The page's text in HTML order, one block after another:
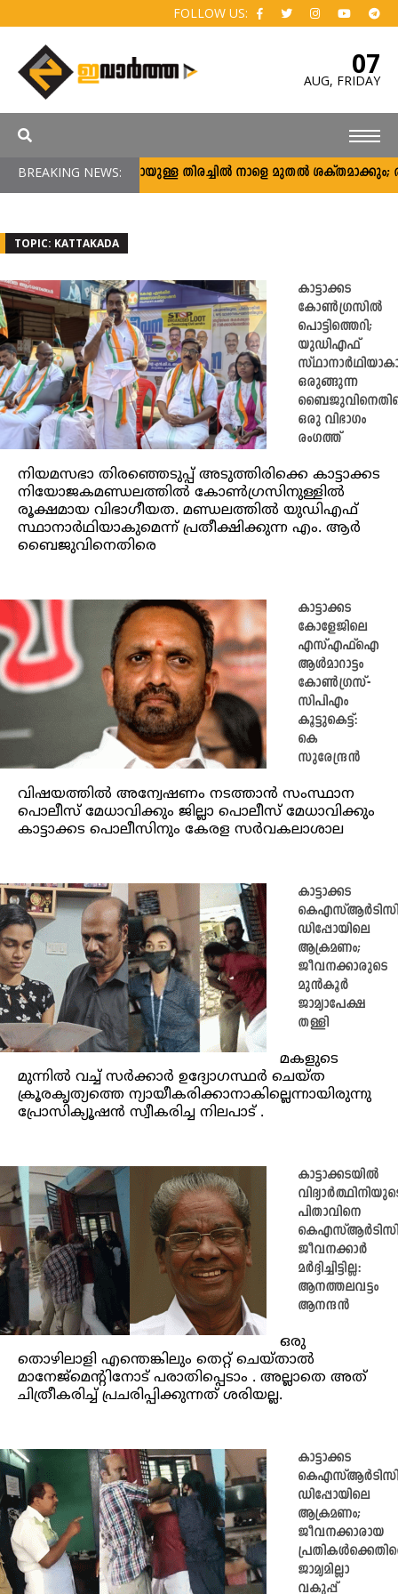
FOLLOW US:
07
AUG, FRIDAY
BREAKING NEWS:ഷിജിനായുള്ള തിരച്ചിൽ നാളെ മുതൽ ശക്തമാക്കും;
TOPIC: KATTAKADA
കാട്ടാക്കട
കോൺഗ്രസിൽ
പൊട്ടിത്തെറി;
യുഡിഎഫ്
ഒരുങ്ങുന്ന
ഒരു വിഭാഗം
രംഗത്ത്
നിയമസഭാ തിരഞ്ഞെടുപ്പ് അടുത്തിരിക്കെ കാട്ടാക്കട
നിയോജകമണ്ഡലത്തിൽ കോൺഗ്രസിനുള്ളിൽ
രൂക്ഷമായ വിഭാഗീയത. മണ്ഡലത്തിൽ യുഡിഎഫ്
സ്ഥാനാർഥിയാകുമെന്ന് പ്രതീക്ഷിക്കുന്ന എം. ആർ
ബെെജുവിനെതിരെ
കാട്ടാക്കട
കോളേജിലെ
എസ്എഫ്ഐ
ആൾമാറാട്ടം
കോൺഗ്രസ്-
സിപിഎം
കൂട്ടുകെട്ട്:
കെ
സുരേന്ദ്രൻ
വിഷയത്തിൽ അന്വേഷണം നടത്താൻ സംസ്ഥാന
പൊലീസ് മേധാവിക്കും ജില്ലാ പൊലീസ് മേധാവിക്കും
കാട്ടാക്കട പൊലീസിനും കേരള സർവകലാശാല
കാട്ടാക്കട
കെഎസ്ആര്‍ടിസി
ഡിപ്പോയിലെ
ആക്രമണം;
ജീവനക്കാരുടെ
മുന്‍കൂര്‍
ജാമ്യാപേക്ഷ
തള്ളി
മകളുടെ
മുന്നില്‍ വച്ച് സര്‍ക്കാര്‍ ഉദ്യോഗസ്ഥര്‍ ചെയ്ത
ക്രൂരകൃത്യത്തെ ന്യായീകരിക്കാനാകില്ലെന്നായിരുന്നു
പ്രോസിക്യൂഷന്‍ സ്വീകരിച്ച നിലപാട് .
കാട്ടാക്കടയിൽ
പിതാവിനെ
കെഎസ്ആര്‍ടിസി
ജീവനക്കാര്‍
മര്‍ദ്ദിച്ചിട്ടില്ല:
ആനത്തലവട്ടം
ആനന്ദൻ
ഒരു
തൊഴിലാളി എന്തെങ്കിലും തെറ്റ് ചെയ്താല്‍
മാനേജ്‌മെന്റിനോട് പരാതിപ്പെടാം . അല്ലാതെ അത്
ചിത്രീകരിച്ച് പ്രചരിപ്പിക്കുന്നത് ശരിയല്ല.
കാട്ടാക്കട
കെഎസ്ആര്‍ടിസി
ഡിപ്പോയിലെ
ആക്രമണം;
ജീവനക്കാരായ
ജാമ്യമില്ലാ
വകുപ്പ്